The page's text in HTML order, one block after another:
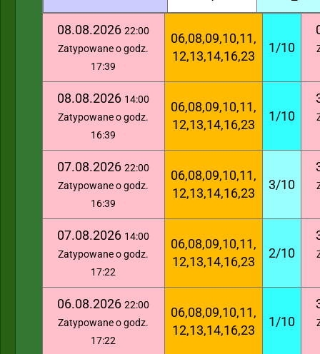
08.08.2026 22:00
Zatypowane o godz.
17:39
06,08,09,10,11,
12,13,14,16,23
1/10
08.08.2026 14:00
Zatypowane o godz.
16:39
06,08,09,10,11,
12,13,14,16,23
1/10
07.08.2026 22:00
Zatypowane o godz.
16:39
06,08,09,10,11,
12,13,14,16,23
3/10
07.08.2026 14:00
Zatypowane o godz.
17:22
06,08,09,10,11,
12,13,14,16,23
2/10
06.08.2026 22:00
Zatypowane o godz.
17:22
06,08,09,10,11,
12,13,14,16,23
1/10